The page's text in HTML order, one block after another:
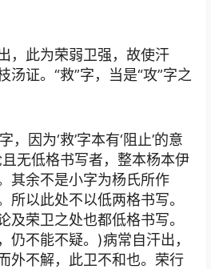
，此为荣弱卫强，故使汗
汤证。“救”字，当是“攻”字之
，因为‘救’字本有‘阻止’的意
无低格书写者，整本杨本伊
其余不是小字为杨氏所作
所以此处不以低两格书写。
及荣卫之处也都低格书写。
仍不能不疑。)病常自汗出，
外不解，此卫不和也。荣行